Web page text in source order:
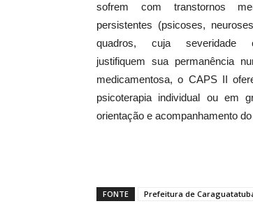
sofrem com transtornos
persistentes (psicoses,
quadros, cuja severidade
justifiquem sua permanência
medicamentosa, o CAPS II
psicoterapia individual ou em
orientação e acompanhamento
FONTE Prefeitura de